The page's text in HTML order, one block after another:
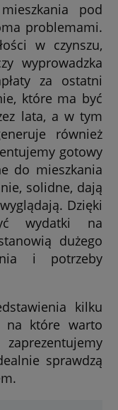
pod
problemami.
w czynszu,
wyprowadzka
za ostatni
które ma być
lata, a w tym
również
gotowy
do mieszkania
solidne, dają
Dzięki
wydatki na
dużego
i potrzeby
kilku
na które warto
sprawdzą